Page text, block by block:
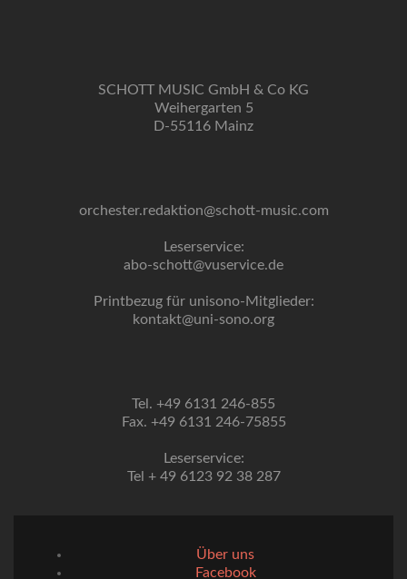
SCHOTT MUSIC GmbH & Co KG
Weihergarten 5
D-55116 Mainz
orchester.redaktion@schott-music.com
Leserservice:
abo-schott@vuservice.de
Printbezug für unisono-Mitglieder:
kontakt@uni-sono.org
Tel. +49 6131 246-855
Fax. +49 6131 246-75855
Leserservice:
Tel + 49 6123 92 38 287
Über uns
Facebook